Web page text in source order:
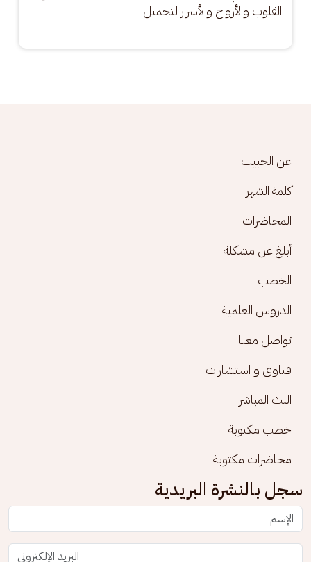
القلوب والأرواح والأسرار لتحميل
Footer menu
عن الحبيب
كلمة الشهر
المحاضرات
أبلغ عن مشكلة
الخطب
الدروس العلمية
تواصل معنا
فتاوى و استشارات
البث المباشر
خطب مكتوبة
محاضرات مكتوبة
سجل بالنشرة البريدية